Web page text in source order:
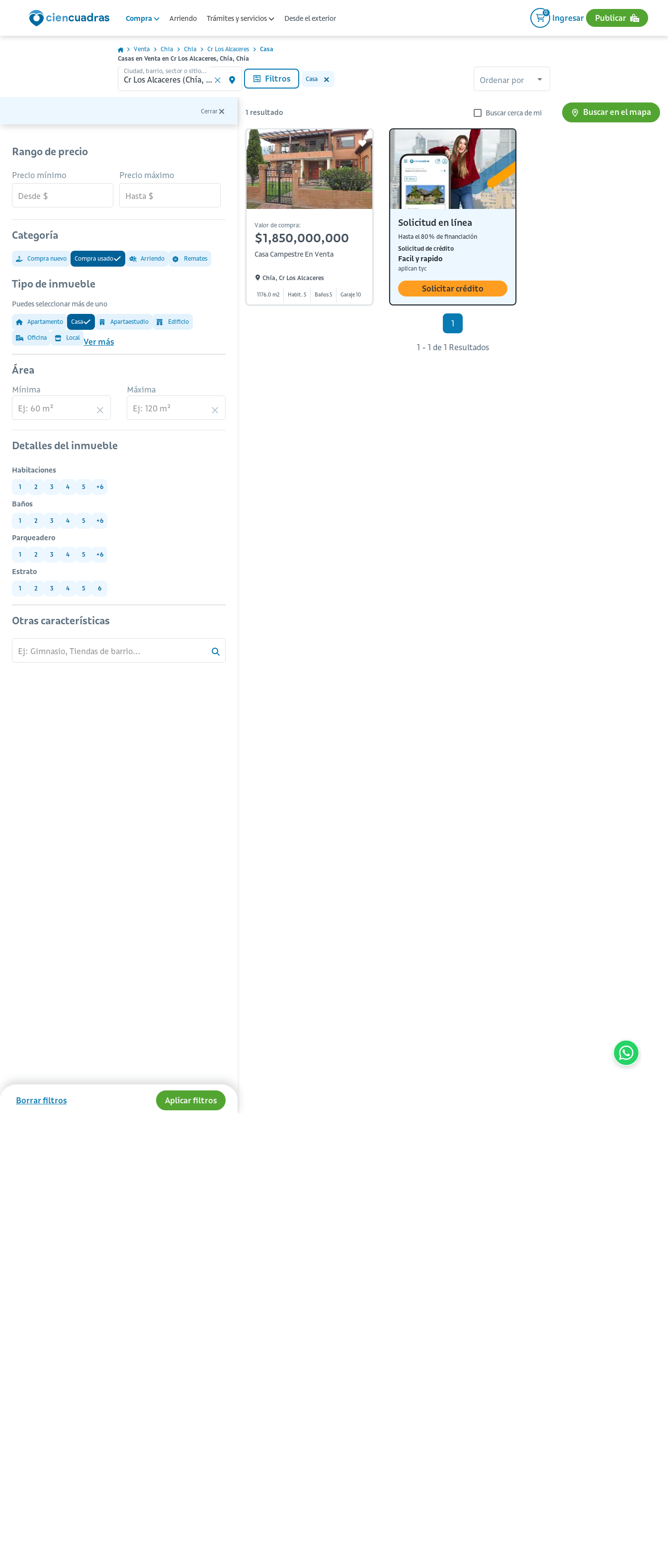
Compra Arriendo Trámites y servicios Desde el exterior
0
Ingresar Publicar
Venta Chia Chia Cr Los Alcaceres
Casa
Casas en Venta en Cr Los Alcaceres, Chía, Chía
Ciudad, barrio, sector o sitio...
Filtros Casa Ordenar por
Cerrar
Rango de precio
Precio mínimo Precio máximo
Categoría
Compra nuevo Compra usado Arriendo Remates
Tipo de inmueble
Puedes seleccionar más de uno
Apartamento Casa Apartaestudio Edificio
Oficina Local Ver más
Área
Mínima Máxima
Detalles del inmueble
Habitaciones
1 2 3 4 5 +6
Baños
1 2 3 4 5 +6
Parqueadero
1 2 3 4 5 +6
Estrato
1 2 3 4 5 6
Otras características
Borrar filtros Aplicar filtros
1 resultado Buscar cerca de mi Buscar en el mapa
Valor de compra:
$1,850,000,000
Casa Campestre En Venta
Chía, Cr Los Alcaceres
1176.0 m2 Habit. 5 Baños 5 Garaje 10
Solicitud en línea
Hasta el 80% de financiación
Solicitud de crédito
Facil y rapido
aplican tyc
Solicitar crédito
1
1 - 1 de 1 Resultados